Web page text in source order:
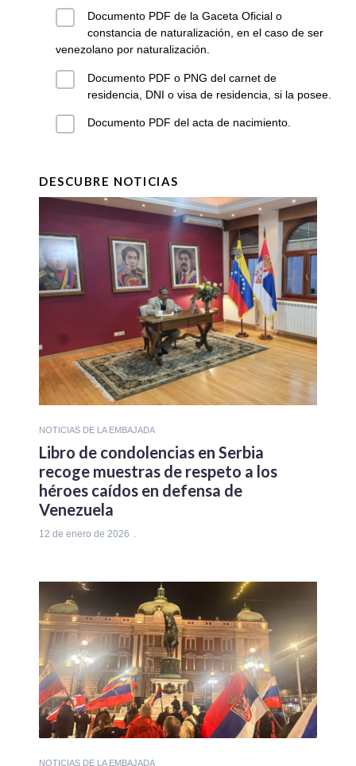
Documento PDF de la Gaceta Oficial o
constancia de naturalización, en el caso de ser
venezolano por naturalización.
Documento PDF o PNG del carnet de
residencia, DNI o visa de residencia, si la posee.
Documento PDF del acta de nacimiento.
DESCUBRE NOTICIAS
NOTICIAS DE LA EMBAJADA
Libro de condolencias en Serbia
recoge muestras de respeto a los
héroes caídos en defensa de
Venezuela
12 de enero de 2026
NOTICIAS DE LA EMBAJADA